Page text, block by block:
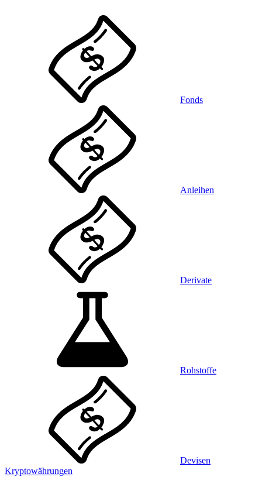
Fonds
Anleihen
Derivate
Rohstoffe
Devisen
Kryptowährungen